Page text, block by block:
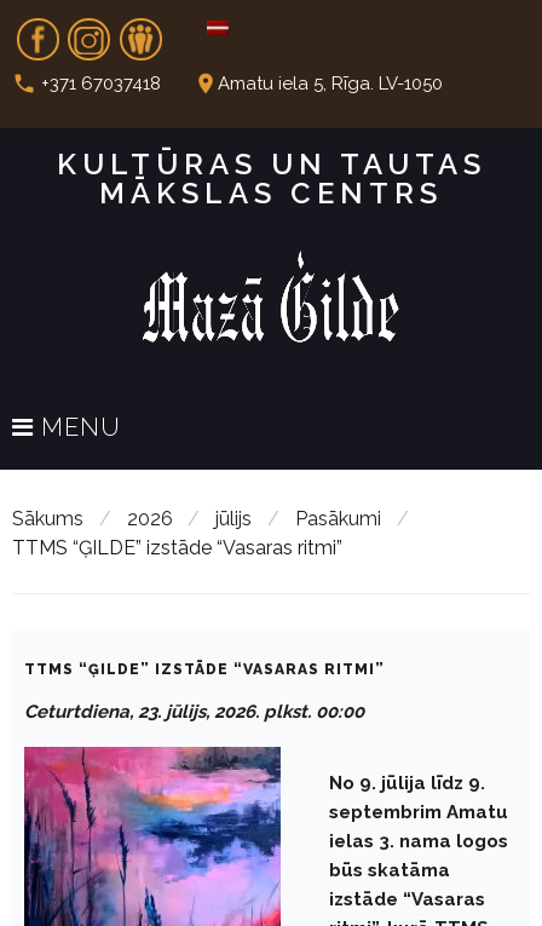
t
Fb In Dr
call +371 67037418 place Amatu iela 5, Rīga. LV-1050
KULTŪRAS UN TAUTAS
MĀKSLAS CENTRS
MENU
Sākums / 2026 / jūlijs / Pasākumi
/
TTMS “ĢILDE” izstāde “Vasaras ritmi”
TTMS “ĢILDE” IZSTĀDE “VASARAS RITMI”
Ceturtdiena, 23. jūlijs, 2026. plkst. 00:00
No 9. jūlija līdz 9.
septembrim Amatu
ielas 3. nama logos
būs skatāma
izstāde “Vasaras